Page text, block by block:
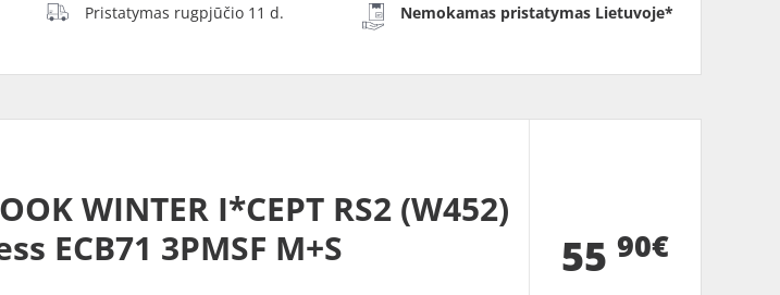
Pristatymas rugpjūčio 11 d. Nemokamas pristatymas Lietuvoje*
WINTER I*CEPT RS2 (W452)
ECB71 3PMSF M+S
55 90€